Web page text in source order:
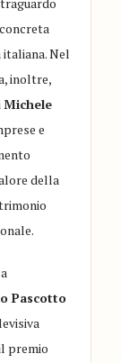
Nel
inoltre,
Michele
e
della
Pascotto
premio